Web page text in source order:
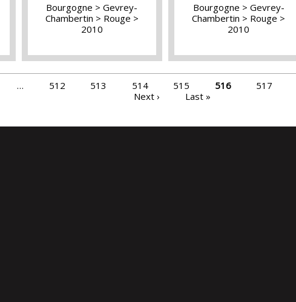
Bourgogne
Gevrey-
Chambertin
Rouge
2010
Bourgogne
Gevrey-
Chambertin
Rouge
2010
… 512 513 514 515 516 517
Next ›
Last »